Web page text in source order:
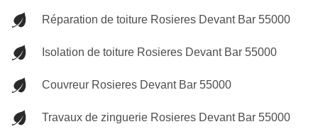
Réparation de toiture Rosieres Devant Bar 55000
Isolation de toiture Rosieres Devant Bar 55000
Couvreur Rosieres Devant Bar 55000
Travaux de zinguerie Rosieres Devant Bar 55000